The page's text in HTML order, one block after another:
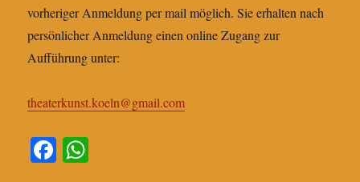
vorheriger Anmeldung per mail möglich. Sie erhalten nach
persönlicher Anmeldung einen online Zugang zur
Aufführung unter:
theaterkunst.koeln@gmail.com
Fa